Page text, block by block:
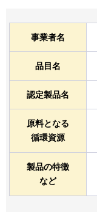
事業者名
品目名
認定製品名
原料となる
循環資源
製品の特徴
など